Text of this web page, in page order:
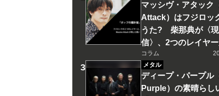
マッシヴ・アタック
Attack）はフジロッ
うた? 柴那典が〈
信〉、2つのレイヤ
コラム
メタル
ディープ・パープル
Purple）の素晴らし